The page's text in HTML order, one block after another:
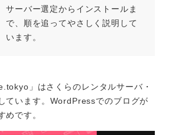
サーバー選定からインストールま
で、順を追ってやさしく説明して
います。
」はさくらのレンタルサーバ・
ています。WordPressでのブログが
めです。